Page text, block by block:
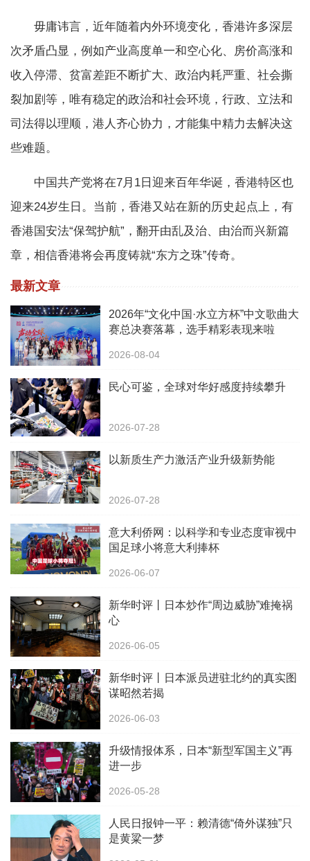
毋庸讳言，近年随着内外环境变化，香港许多深层
次矛盾凸显，例如产业高度单一和空心化、房价高涨和
收入停滞、贫富差距不断扩大、政治内耗严重、社会撕
裂加剧等，唯有稳定的政治和社会环境，行政、立法和
司法得以理顺，港人齐心协力，才能集中精力去解决这
些难题。
中国共产党将在7月1日迎来百年华诞，香港特区也
迎来24岁生日。当前，香港又站在新的历史起点上，有
香港国安法“保驾护航”，翻开由乱及治、由治而兴新篇
章，相信香港将会再度铸就“东方之珠”传奇。
最新文章
2026年“文化中国·水立方杯”中文歌曲大
赛总决赛落幕，选手精彩表现来啦
2026-08-04
民心可鉴，全球对华好感度持续攀升
2026-07-28
以新质生产力激活产业升级新势能
2026-07-28
意大利侨网：以科学和专业态度审视中
国足球小将意大利捧杯
2026-06-07
新华时评丨日本炒作“周边威胁”难掩祸
心
2026-06-05
新华时评丨日本派员进驻北约的真实图
谋昭然若揭
2026-06-03
升级情报体系，日本“新型军国主义”再
进一步
2026-05-28
人民日报钟一平：赖清德“倚外谋独”只
是黄粱一梦